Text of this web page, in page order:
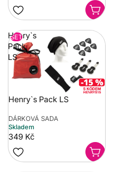
Henry`s
Pack
LS
SET
Henry`s Pack LS
DÁRKOVÁ SADA
Skladem
349 Kč